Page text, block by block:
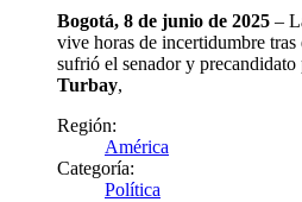
Bogotá, 8 de junio de 2025 –
vive horas de incertidumbre
sufrió el senador y precandidato
Turbay,
Región:
América
Categoría:
Política